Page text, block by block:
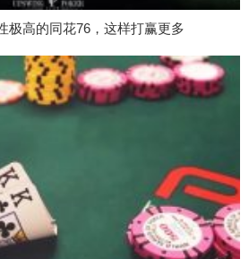
极高的同花76，这样打赢更多